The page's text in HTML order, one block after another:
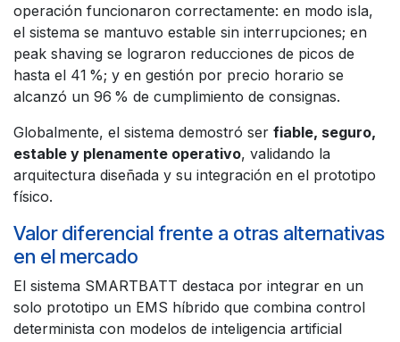
operación funcionaron correctamente: en modo isla,
el sistema se mantuvo estable sin interrupciones; en
peak shaving se lograron reducciones de picos de
hasta el 41 %; y en gestión por precio horario se
alcanzó un 96 % de cumplimiento de consignas.
Globalmente, el sistema demostró ser fiable, seguro,
estable y plenamente operativo, validando la
arquitectura diseñada y su integración en el prototipo
físico.
Valor diferencial frente a otras alternativas
en el mercado
El sistema SMARTBATT destaca por integrar en un
solo prototipo un EMS híbrido que combina control
determinista con modelos de inteligencia artificial